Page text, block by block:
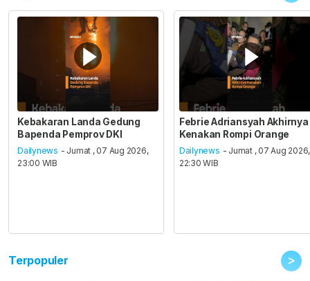
Kebakaran Landa Gedung
Bapenda Pemprov DKI
Dailynews - Jumat , 07 Aug 2026,
23:00 WIB
Febrie Adriansyah Akhirnya
Kenakan Rompi Orange
Dailynews - Jumat , 07 Aug 2026,
22:30 WIB
Terpopuler >